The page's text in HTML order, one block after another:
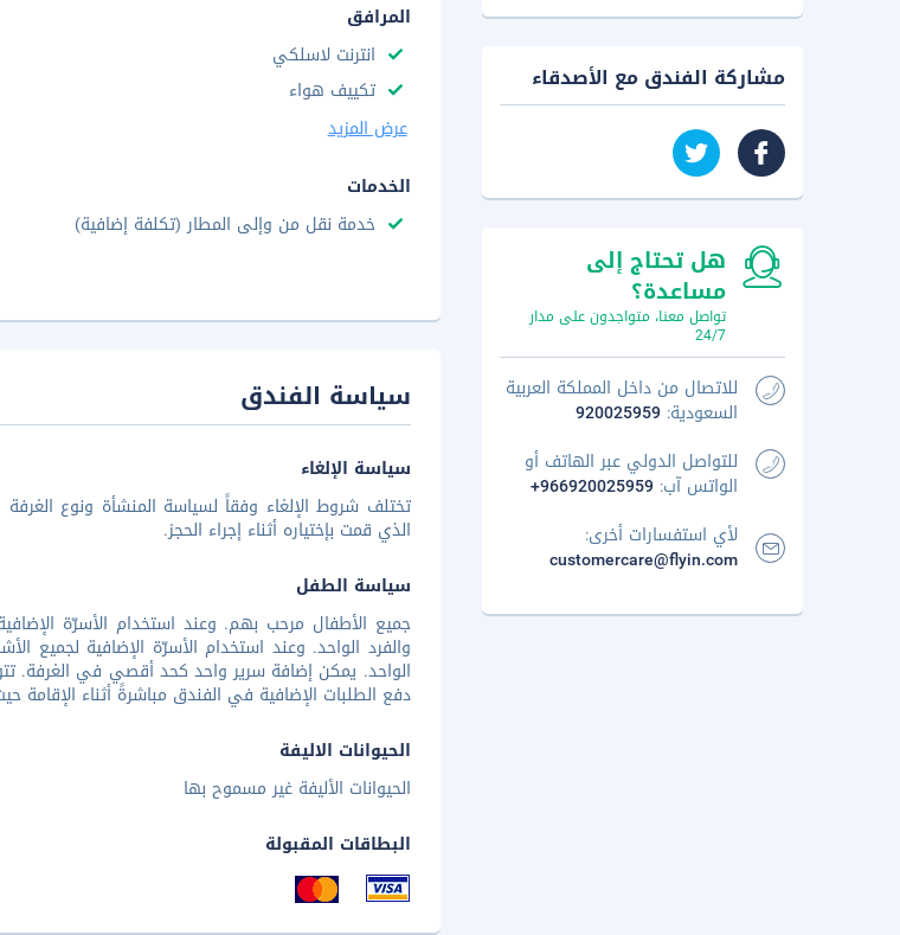
المرافق
انترنت لاسلكي
تكييف هواء
عرض المزيد
الخدمات
خدمة نقل من وإلى المطار (تكلفة إضافية)
سياسة الفندق
سياسة الإلغاء
تختلف شروط الإلغاء وفقاً لسياسة المنشأة ونوع
الذي قمت بإختياره أثناء إجراء الحجز.
سياسة الطفل
والفرد الواحد. وعند استخدام الأسرّة الإضافية لجميع
الواحد. يمكن إضافة سرير واحد كحد أقصي في الغرفة.
دفع الطلبات الإضافية في الفندق مباشرةً أثناء الإقامة
الحيوانات الاليفة
الحيوانات الأليفة غير مسموح بها
البطاقات المقبولة
مشاركة الفندق مع الأصدقاء
هل تحتاج إلى
مساعدة؟
تواصل معنا، متواجدون على مدار
24/7
للاتصال من داخل المملكة العربية
السعودية: 920025959
للتواصل الدولي عبر الهاتف أو
الواتس آب: +966920025959
لأي استفسارات أخرى:
customercare@flyin.com